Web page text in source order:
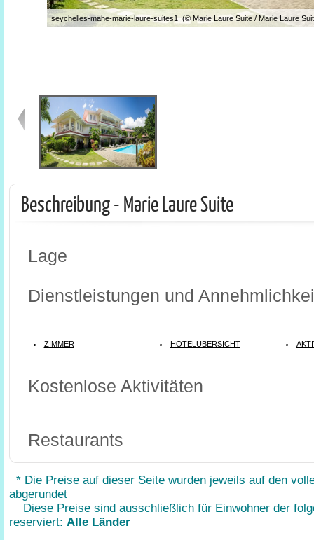
seychelles-mahe-marie-laure-suites1 (© Marie Laure Suite / Marie Laure
Beschreibung - Marie Laure Suite
Lage
Dienstleistungen und
ZIMMER HOTELÜBERSICHT
Kostenlose Aktivitäten
Restaurants
* Die Preise auf dieser Seite wurden jeweils auf den
abgerundet
Diese Preise sind ausschließlich für Einwohner der
reserviert: Alle Länder